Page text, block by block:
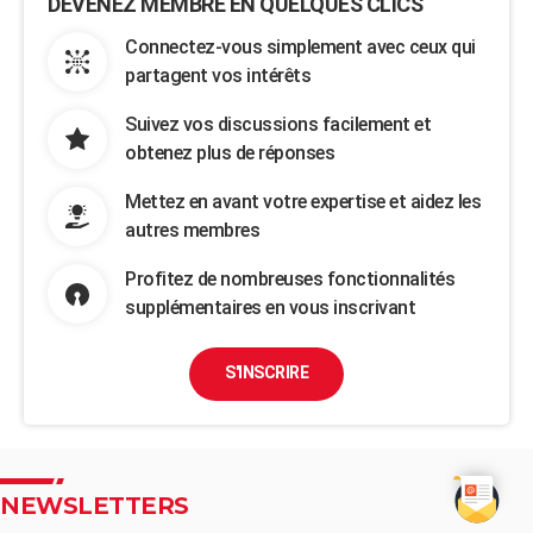
Connectez-vous simplement avec ceux qui
partagent vos intérêts
Suivez vos discussions facilement et
obtenez plus de réponses
Mettez en avant votre expertise et aidez les
autres membres
Profitez de nombreuses fonctionnalités
supplémentaires en vous inscrivant
S'INSCRIRE
NEWSLETTERS